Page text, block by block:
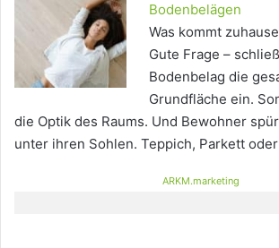
Bodenbelägen
Was kommt
Gute Frage –
Bodenbelag die
Grundfläche ein.
die Optik des Raums. Und Bewohner
unter ihren Sohlen. Teppich, Parkett
ARKM.marketing